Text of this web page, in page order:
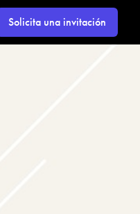
Solicita una invitación